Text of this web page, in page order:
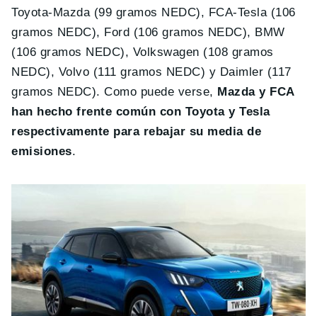
Toyota-Mazda (99 gramos NEDC), FCA-Tesla (106
gramos NEDC), Ford (106 gramos NEDC), BMW
(106 gramos NEDC), Volkswagen (108 gramos
NEDC), Volvo (111 gramos NEDC) y Daimler (117
gramos NEDC). Como puede verse, Mazda y FCA
han hecho frente común con Toyota y Tesla
respectivamente para rebajar su media de
emisiones.